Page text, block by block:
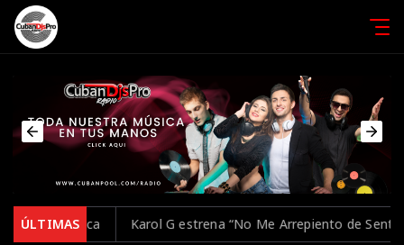
ÚLTIMAS
Karol G estrena “No Me Arrepiento de Sentir Tanto”, su